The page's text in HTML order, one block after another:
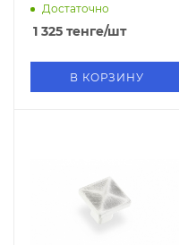
FDДостаточно
1 325 тенге/шт
В КОРЗИНУ